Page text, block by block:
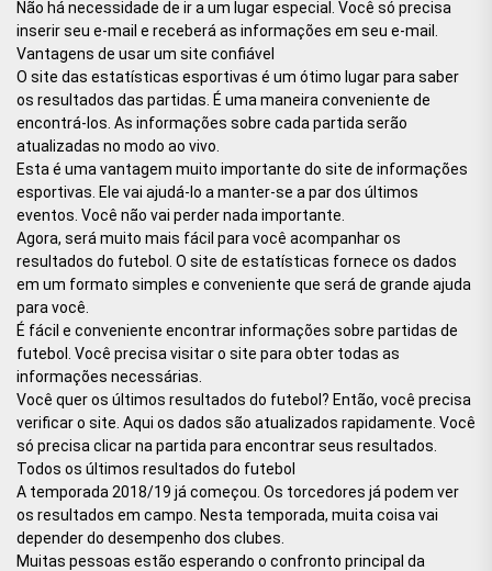
Não há necessidade de ir a um lugar especial. Você só precisa
inserir seu e-mail e receberá as informações em seu e-mail.
Vantagens de usar um site confiável
O site das estatísticas esportivas é um ótimo lugar para saber
os resultados das partidas. É uma maneira conveniente de
encontrá-los. As informações sobre cada partida serão
atualizadas no modo ao vivo.
Esta é uma vantagem muito importante do site de informações
esportivas. Ele vai ajudá-lo a manter-se a par dos últimos
eventos. Você não vai perder nada importante.
Agora, será muito mais fácil para você acompanhar os
resultados do futebol. O site de estatísticas fornece os dados
em um formato simples e conveniente que será de grande ajuda
para você.
É fácil e conveniente encontrar informações sobre partidas de
futebol. Você precisa visitar o site para obter todas as
informações necessárias.
Você quer os últimos resultados do futebol? Então, você precisa
verificar o site. Aqui os dados são atualizados rapidamente. Você
só precisa clicar na partida para encontrar seus resultados.
Todos os últimos resultados do futebol
A temporada 2018/19 já começou. Os torcedores já podem ver
os resultados em campo. Nesta temporada, muita coisa vai
depender do desempenho dos clubes.
Muitas pessoas estão esperando o confronto principal da